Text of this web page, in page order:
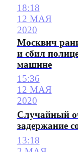
18:18
12 МАЯ
2020
Москвич
и сбил
машине
15:36
12 МАЯ
2020
Случайный
задержание
13:18